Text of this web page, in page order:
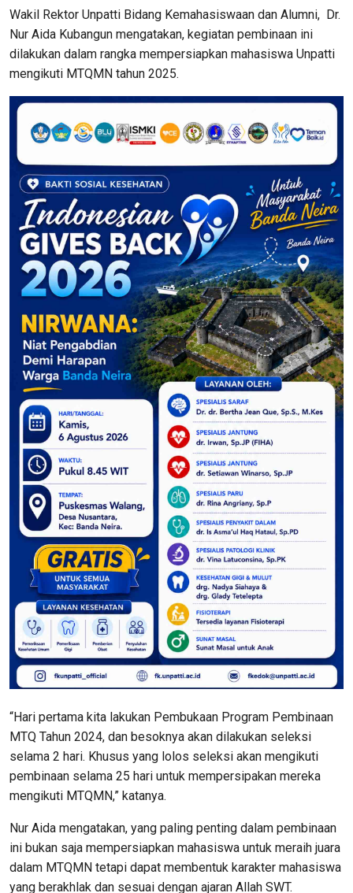
Wakil Rektor Unpatti Bidang Kemahasiswaan dan Alumni, Dr.
Nur Aida Kubangun mengatakan, kegiatan pembinaan ini
dilakukan dalam rangka mempersiapkan mahasiswa Unpatti
mengikuti MTQMN tahun 2025.
“Hari pertama kita lakukan Pembukaan Program Pembinaan
MTQ Tahun 2024, dan besoknya akan dilakukan seleksi
selama 2 hari. Khusus yang lolos seleksi akan mengikuti
pembinaan selama 25 hari untuk mempersipakan mereka
mengikuti MTQMN,” katanya.
Nur Aida mengatakan, yang paling penting dalam pembinaan
ini bukan saja mempersiapkan mahasiswa untuk meraih juara
dalam MTQMN tetapi dapat membentuk karakter mahasiswa
yang berakhlak dan sesuai dengan ajaran Allah SWT.